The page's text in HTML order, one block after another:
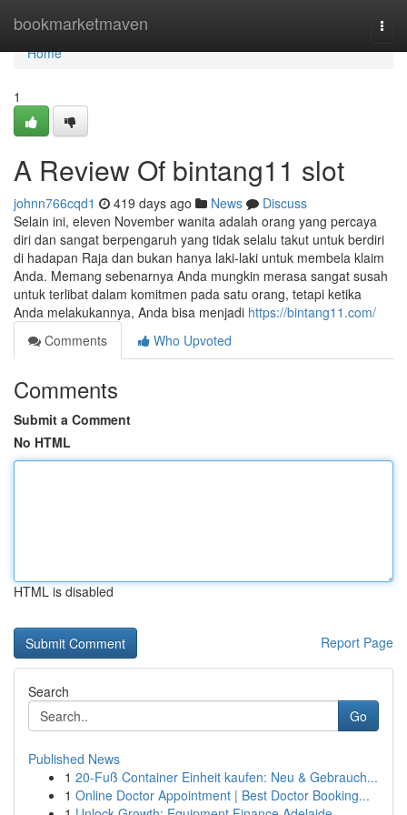
bookmarketmaven
Home
Home
1
A Review Of bintang11 slot
johnn766cqd1 419 days ago News
Discuss
Selain ini, eleven November wanita adalah orang yang percaya
diri dan sangat berpengaruh yang tidak selalu takut untuk berdiri
di hadapan Raja dan bukan hanya laki-laki untuk membela klaim
Anda. Memang sebenarnya Anda mungkin merasa sangat susah
untuk terlibat dalam komitmen pada satu orang, tetapi ketika
Anda melakukannya, Anda bisa menjadi https://bintang11.com/
Comments
Who Upvoted
Comments
Submit a Comment
No HTML
HTML is disabled
Report Page
Search
Go
Published News
1 20-Fuß Container Einheit kaufen: Neu & Gebrauch...
1 Online Doctor Appointment | Best Doctor Booking...